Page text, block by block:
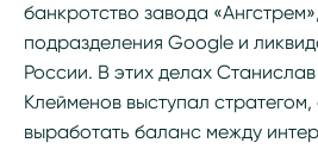
банкротство завода
подразделения Google и
России. В этих делах
Клейменов выступал
выработать баланс между